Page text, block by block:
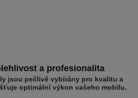
a profesionalita
jsou pečlivě vybírány pro kvalitu a
optimální výkon vašeho mobilu.